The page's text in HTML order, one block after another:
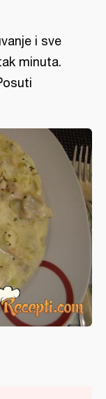
i sve
minuta.